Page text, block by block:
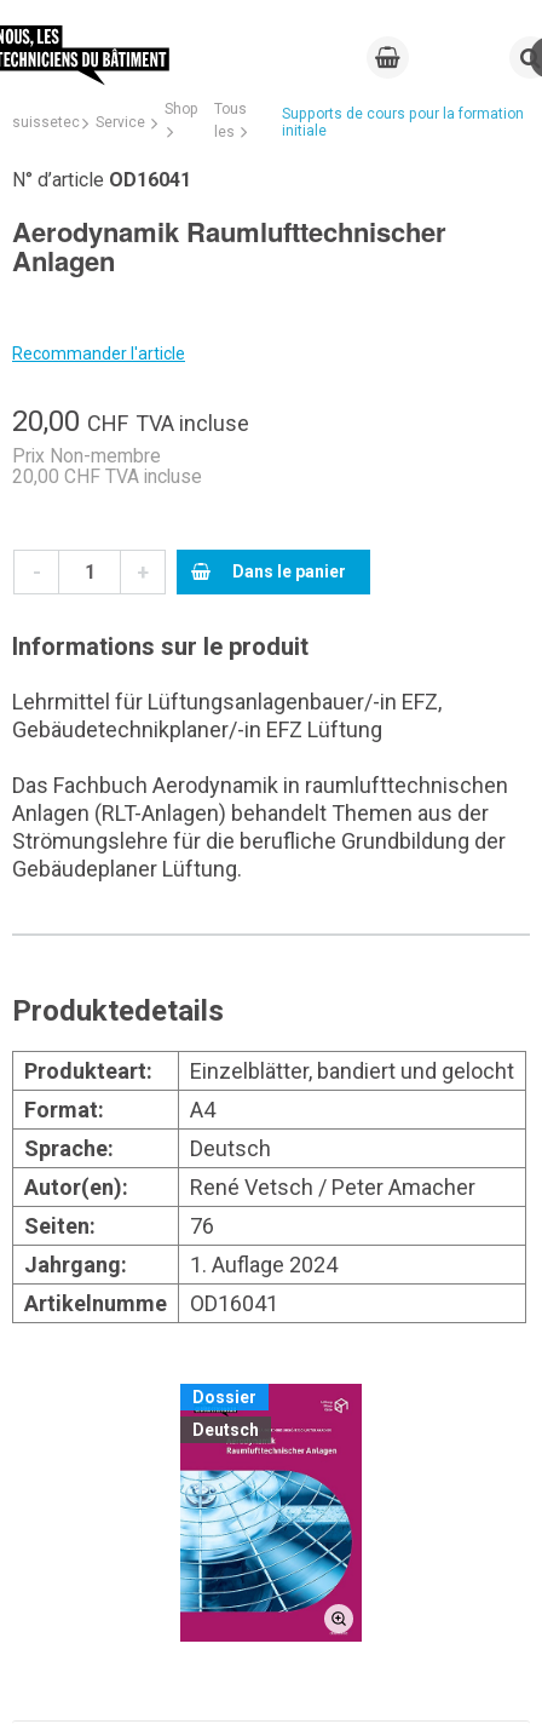
suissetec Service
Shop
Tous
les
Supports de cours pour la formation
initiale
N° d’article OD16041
Aerodynamik Raumlufttechnischer
Anlagen
Recommander l'article
20,00 CHF TVA incluse
Prix Non-membre
20,00 CHF TVA incluse
- + Dans le panier
Informations sur le produit
Lehrmittel für Lüftungsanlagenbauer/-in EFZ,
Gebäudetechnikplaner/-in EFZ Lüftung
Das Fachbuch Aerodynamik in raumlufttechnischen
Anlagen (RLT-Anlagen) behandelt Themen aus der
Strömungslehre für die berufliche Grundbildung der
Gebäudeplaner Lüftung.
Produktedetails
Produkteart:
Einzelblätter, bandiert und gelocht
Format:
A4
Sprache:
Deutsch
Autor(en):
René Vetsch / Peter Amacher
Seiten:
76
Jahrgang:
1. Auflage 2024
Artikelnumme
OD16041
Dossier
Deutsch